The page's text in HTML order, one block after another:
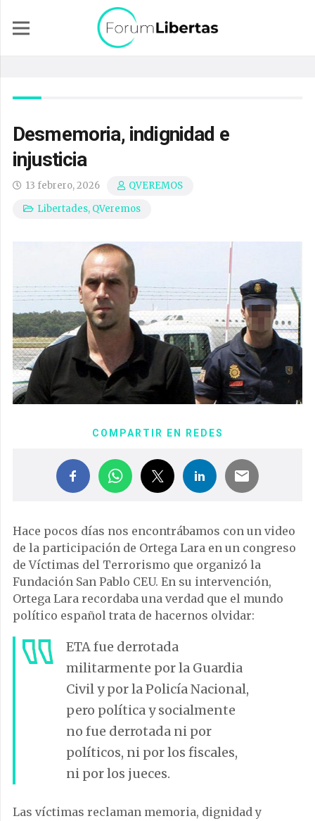
Desmemoria, indignidad e
injusticia
13 febrero, 2026
QVEREMOS
Libertades, QVeremos
COMPARTIR EN REDES
Hace pocos días nos encontrábamos con un video
de la participación de Ortega Lara en un congreso
de Víctimas del Terrorismo que organizó la
Fundación San Pablo CEU. En su intervención,
Ortega Lara recordaba una verdad que el mundo
político español trata de hacernos olvidar:
ETA fue derrotada
militarmente por la Guardia
Civil y por la Policía Nacional,
pero política y socialmente
no fue derrotada ni por
políticos, ni por los fiscales,
ni por los jueces.
Las víctimas reclaman memoria, dignidad y